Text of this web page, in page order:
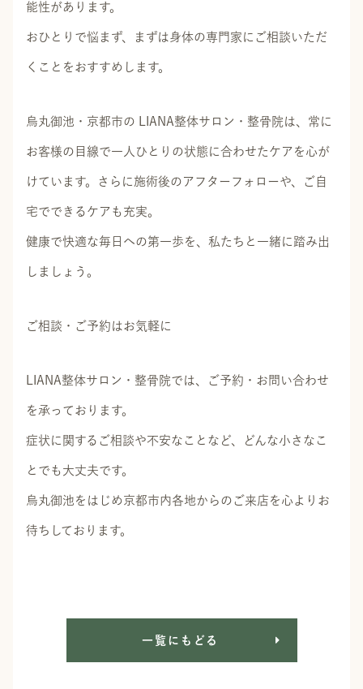
能性があります。
おひとりで悩まず、まずは身体の専門家にご相談いただ
くことをおすすめします。
烏丸御池・京都市の LIANA整体サロン・整骨院は、常に
お客様の目線で一人ひとりの状態に合わせたケアを心が
けています。さらに施術後のアフターフォローや、ご自
宅でできるケアも充実。
健康で快適な毎日への第一歩を、私たちと一緒に踏み出
しましょう。
ご相談・ご予約はお気軽に
LIANA整体サロン・整骨院では、ご予約・お問い合わせ
を承っております。
症状に関するご相談や不安なことなど、どんな小さなこ
とでも大丈夫です。
烏丸御池をはじめ京都市内各地からのご来店を心よりお
待ちしております。
一覧にもどる